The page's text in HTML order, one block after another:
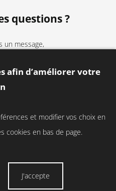
questions ?
un message,
notre aide !
afin d’améliorer votre
et modifier vos choix en
cookies en bas de page.
J'accepte